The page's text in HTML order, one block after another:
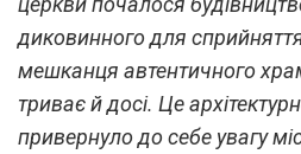
диковинного для
мешканця автентичного
триває й досі. Це
привернуло до себе увагу